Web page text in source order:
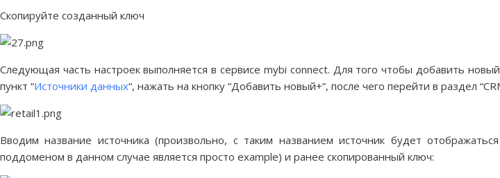
Скопируйте созданный ключ
Следующая часть настроек выполняется в сервисе mybi connect. Для того чтобы добавить
пункт “Источники данных“, нажать на кнопку “Добавить новый+”, после чего перейти в раздел
Вводим название источника (произвольно, с таким названием источник будет
поддоменом в данном случае является просто example) и ранее скопированный ключ: